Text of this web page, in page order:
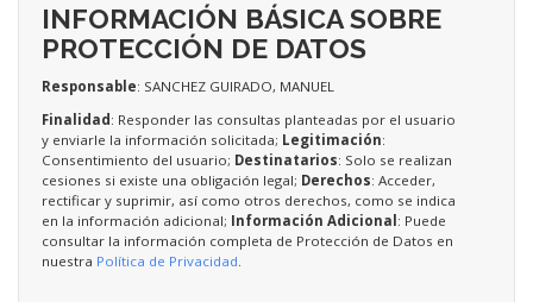
INFORMACIÓN BÁSICA SOBRE
PROTECCIÓN DE DATOS
Responsable: SANCHEZ GUIRADO, MANUEL
Finalidad: Responder las consultas planteadas por el usuario
y enviarle la información solicitada; Legitimación:
Consentimiento del usuario; Destinatarios: Solo se realizan
cesiones si existe una obligación legal; Derechos: Acceder,
rectificar y suprimir, así como otros derechos, como se indica
en la información adicional; Información Adicional: Puede
consultar la información completa de Protección de Datos en
nuestra Política de Privacidad